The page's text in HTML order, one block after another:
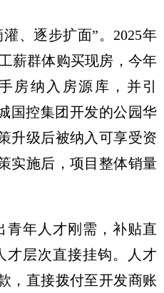
、逐步扩面”。2025年
薪群体购买现房，今年
房纳入房源库，并引
国控集团开发的公园华
升级后被纳入可享受资
实施后，项目整体销量
青年人才刚需，补贴直
才层次直接挂钩。人才
，直接拨付至开发商账